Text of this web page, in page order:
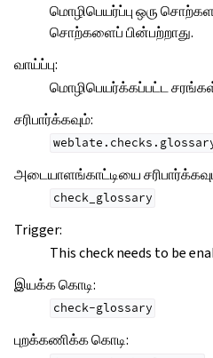
மொழிபெயர்ப்பு ஒரு
சொற்களைப் பின்பற்றாது.
வாய்ப்பு:
மொழிபெயர்க்கப்பட்ட
சரிபார்க்கவும்:
அடையாளங்காட்டியை
check_glossary
Trigger:
This check needs to be
இயக்க கொடி:
check-glossary
புறக்கணிக்க கொடி: